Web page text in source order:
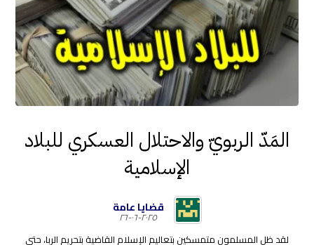
المَدّ الربويّ والاحتلال العسكري للبلاد
الإسلامية
قضايا عامة
٢٠٢٥-٠٦-٢٦
لقد ظل المسلمون متمسكين بتعاليم الإسلام القاضية بتحريم الربا، حتى